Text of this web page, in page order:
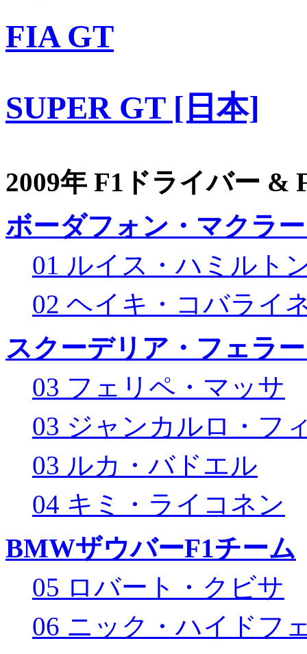
FIA GT
SUPER GT [日本]
2009年 F1ドライバー &
ボーダフォン・マクラ
01 ルイス・ハミルト
02 ヘイキ・コバライ
スクーデリア・フェラ
03 フェリペ・マッサ
03 ジャンカルロ・フ
03 ルカ・バドエル
04 キミ・ライコネン
BMWザウバーF1チーム
05 ロバート・クビサ
06 ニック・ハイドフ